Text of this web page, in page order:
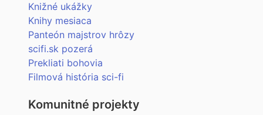
Knižné ukážky
Knihy mesiaca
Panteón majstrov hrôzy
scifi.sk pozerá
Prekliati bohovia
Filmová história sci-fi
Komunitné projekty